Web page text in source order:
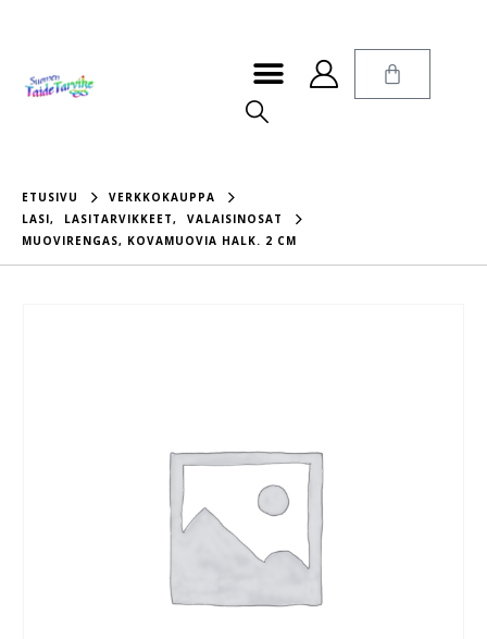
ETUSIVU
VERKKOKAUPPA
LASI, LASITARVIKKEET,
VALAISINOSAT
MUOVIRENGAS, KOVAMUOVIA HALK. 2 CM